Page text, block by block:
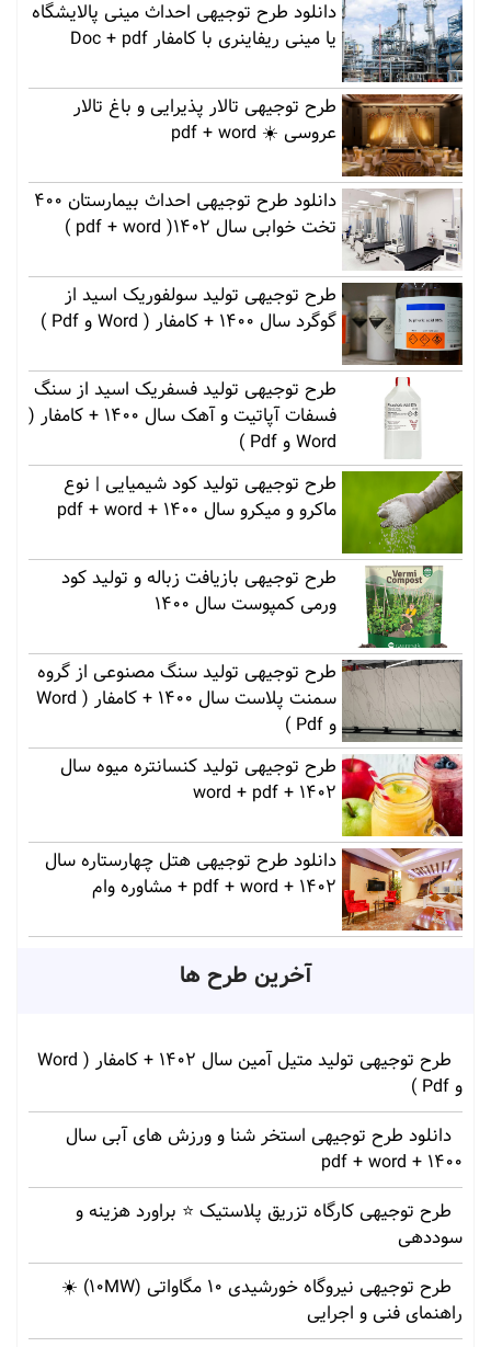
دانلود طرح توجیهی احداث مینی پالایشگاه
یا مینی ریفاینری با کامفار Doc + pdf
طرح توجیهی تالار پذیرایی و باغ تالار
عروسی ☀️ pdf + word
دانلود طرح توجیهی احداث بیمارستان 400
تخت خوابی سال 1402( pdf + word )
طرح توجیهی تولید سولفوریک اسید از
گوگرد سال 1400 + کامفار ( Word و Pdf )
طرح توجیهی تولید فسفریک اسید از سنگ
فسفات آپاتیت و آهک سال 1400 + کامفار (
Word و Pdf )
طرح توجیهی تولید کود شیمیایی | نوع
ماکرو و میکرو سال 1400 + pdf + word
طرح توجیهی بازیافت زباله و تولید کود
ورمی کمپوست سال 1400
طرح توجیهی تولید سنگ مصنوعی از گروه
سمنت پلاست سال 1400 + کامفار ( Word
و Pdf )
طرح توجیهی تولید کنسانتره میوه سال
1402 + word + pdf
دانلود طرح توجیهی هتل چهارستاره سال
1402 + pdf + word + مشاوره وام
آخرین طرح ها
طرح توجیهی تولید متیل آمین سال 1402 + کامفار ( Word
و Pdf )
دانلود طرح توجیهی استخر شنا و ورزش های آبی سال
1400 + pdf + word
طرح توجیهی کارگاه تزریق پلاستیک ⭐ براورد هزینه و
سوددهی
طرح توجیهی نیروگاه خورشیدی 10 مگاواتی (10MW) ☀️
راهنمای فنی و اجرایی